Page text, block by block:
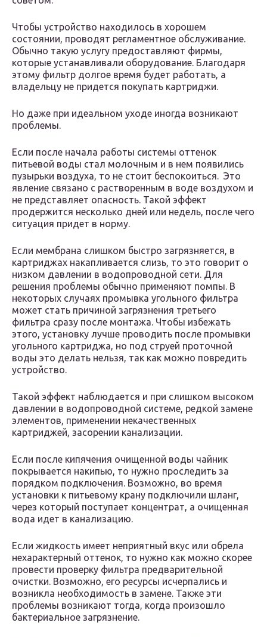
Чтобы устройство находилось в хорошем
состоянии, проводят регламентное обслуживание.
Обычно такую услугу предоставляют фирмы,
которые устанавливали оборудование. Благодаря
этому фильтр долгое время будет работать, а
владельцу не придется покупать картриджи.
Но даже при идеальном уходе иногда возникают
проблемы.
Если после начала работы системы оттенок
питьевой воды стал молочным и в нем появились
пузырьки воздуха, то не стоит беспокоиться. Это
явление связано с растворенным в воде воздухом и
не представляет опасность. Такой эффект
продержится несколько дней или недель, после чего
ситуация придет в норму.
Если мембрана слишком быстро загрязняется, в
картриджах накапливается слизь, то это говорит о
низком давлении в водопроводной сети. Для
решения проблемы обычно применяют помпы. В
некоторых случаях промывка угольного фильтра
может стать причиной загрязнения третьего
фильтра сразу после монтажа. Чтобы избежать
этого, установку лучше проводить после промывки
угольного картриджа, но под струей проточной
воды это делать нельзя, так как можно повредить
устройство.
Такой эффект наблюдается и при слишком высоком
давлении в водопроводной системе, редкой замене
элементов, применении некачественных
картриджей, засорении канализации.
Если после кипячения очищенной воды чайник
покрывается накипью, то нужно проследить за
порядком подключения. Возможно, во время
установки к питьевому крану подключили шланг,
через который поступает концентрат, а очищенная
вода идет в канализацию.
Если жидкость имеет неприятный вкус или обрела
нехарактерный оттенок, то нужно как можно скорее
провести проверку фильтра предварительной
очистки. Возможно, его ресурсы исчерпались и
возникла необходимость в замене. Также эти
проблемы возникают тогда, когда произошло
бактериальное загрязнение.